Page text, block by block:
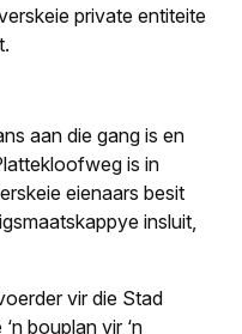
private entiteite
aan die gang is en
is in
eienaars besit
insluit,
vir die Stad
bouplan vir ‘n